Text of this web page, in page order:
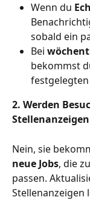
Wenn du
sobald ein
Bei
bekommst
festgelegten
2. Werden
Nein, sie
neue Jobs, die
passen.
Stellenanzeigen